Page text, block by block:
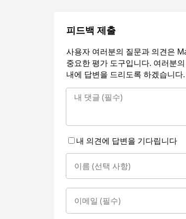
피드백 제출
사용자 여러분의 질문과 의견은
중요한 평가 도구입니다. 여러분
내에 답변을 드리도록 하겠습니다.
내 의견에 답변을 기다립니다